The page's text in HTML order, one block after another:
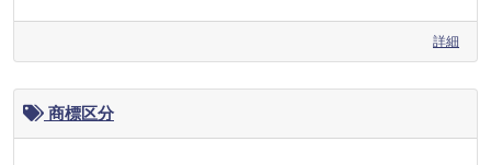
詳細
商標区分